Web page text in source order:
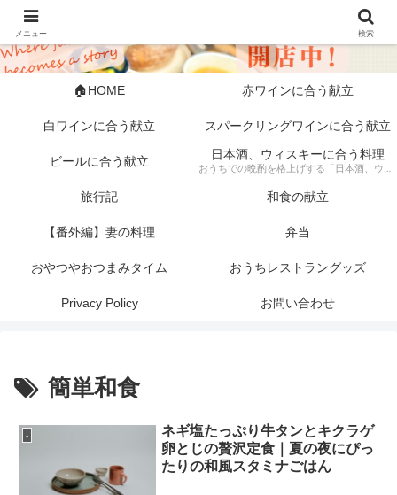
🏠HOME 赤ワインに合う献立
白ワインに合う献立 スパークリングワインに合う献立
ビールに合う献立 日本酒、ウィスキーに合う料理
おうちでの晩酌を格上げする「日本酒、ウィスキーに合う料理」の記録。 芳醇な日本酒やスモーキーなウィスキーにぴったりな、素材にこだわった一皿から手軽な一品まで幅広く紹介します。 「旦那キッチン」が提案する、お酒好きにはたまらない絶品ペアリングで、至福のひとときをどうぞ。
旅行記 和食の献立
【番外編】妻の料理 弁当
おやつやおつまみタイム おうちレストラングッズ
Privacy Policy お問い合わせ
簡単和食
-
ネギ塩たっぷり牛タンとキクラゲ
卵とじの贅沢定食｜夏の夜にぴっ
たりの和風スタミナごはん
メニュー 検索